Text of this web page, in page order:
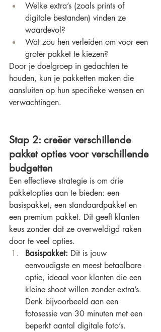
Welke extra’s (zoals prints of
digitale bestanden) vinden ze
waardevol?
Wat zou hen verleiden om voor een
groter pakket te kiezen?
Door je doelgroep in gedachten te
houden, kun je pakketten maken die
aansluiten op hun specifieke wensen en
verwachtingen.
Stap 2: creëer verschillende
pakket opties voor verschillende
budgetten
Een effectieve strategie is om drie
pakketopties aan te bieden: een
basispakket, een standaardpakket en
een premium pakket. Dit geeft klanten
keus zonder dat ze overweldigd raken
door te veel opties.
Basispakket: Dit is jouw
eenvoudigste en meest betaalbare
optie, ideaal voor klanten die een
kleine shoot willen zonder extra’s.
Denk bijvoorbeeld aan een
fotosessie van 30 minuten met een
beperkt aantal digitale foto’s.